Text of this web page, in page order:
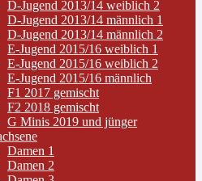
D-Jugend 2013/14 weiblich 2
D-Jugend 2013/14 männlich 1
D-Jugend 2013/14 männlich 2
E-Jugend 2015/16 weiblich 1
E-Jugend 2015/16 weiblich 2
E-Jugend 2015/16 männlich
F1 2017 gemischt
F2 2018 gemischt
G Minis 2019 und jünger
Damen 1
Damen 2